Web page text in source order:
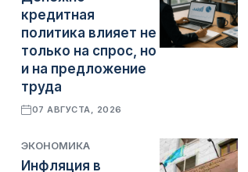
кредитная
политика влияет не
только на спрос, но
и на предложение
труда
07 АВГУСТА, 2026
ЭКОНОМИКА
Инфляция в